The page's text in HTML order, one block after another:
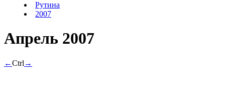
Рутина
2007
Апрель 2007
←Ctrl →